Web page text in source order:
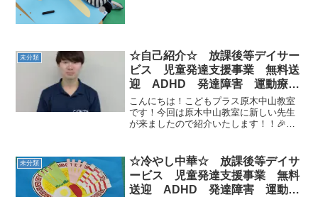
未分類
☆自己紹介☆ 放課後等デイサー
ビス 児童発達支援事業 無料送
迎 ADHD 発達障害 運動療
育 市川市 船橋市
こんにちは！こどもプラス原木中山教室
です！今回は原木中山教室に新しい先生
が来ましたので紹介いたします！！🎉🎉
【好きな食べ物】メロン、寿司、梅水
晶、エイヒレ、エシャロット【...
未分類
☆冷やし中華☆ 放課後等デイサ
ービス 児童発達支援事業 無料
送迎 ADHD 発達障害 運動療